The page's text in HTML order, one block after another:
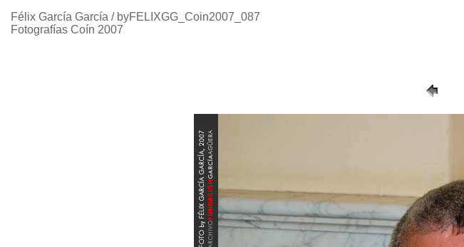
Félix García García / byFELIXGG_Coin2007_087
Fotografías Coín 2007